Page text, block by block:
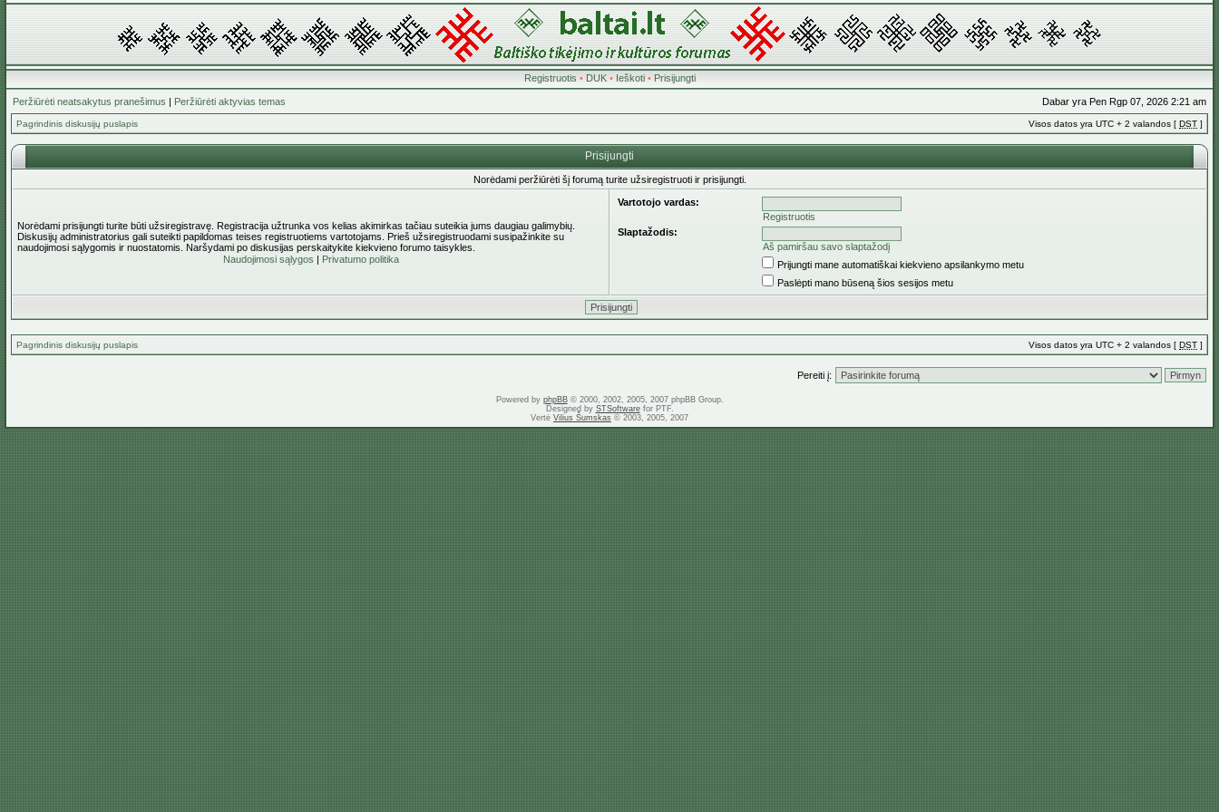
Registruotis • DUK• Ieškoti• Prisijungti
Peržiūrėti neatsakytus pranešimus | Peržiūrėti aktyvias temas Dabar yra Pen Rgp 07, 2026 2:21 am
Pagrindinis diskusijų puslapis Visos datos yra UTC + 2 valandos [ DST ]
Prisijungti
Norėdami peržiūrėti šį forumą turite užsiregistruoti ir prisijungti.
Norėdami prisijungti turite būti užsiregistravę. Registracija užtrunka vos kelias akimirkas tačiau suteikia jums daugiau galimybių.
Diskusijų administratorius gali suteikti papildomas teises registruotiems vartotojams. Prieš užsiregistruodami susipažinkite su
naudojimosi sąlygomis ir nuostatomis. Naršydami po diskusijas perskaitykite kiekvieno forumo taisykles.
Naudojimosi sąlygos | Privatumo politika
Vartotojo vardas:
Registruotis
Slaptažodis:
Aš pamiršau savo slaptažodį
Prijungti mane automatiškai kiekvieno apsilankymo metu
Paslėpti mano būseną šios sesijos metu
Pagrindinis diskusijų puslapis Visos datos yra UTC + 2 valandos [ DST ]
Pereiti į:
Powered by phpBB© 2000, 2002, 2005, 2007 phpBB Group.
Designed by STSoftwarefor PTF.
Vertė Vilius Šumskas © 2003, 2005, 2007